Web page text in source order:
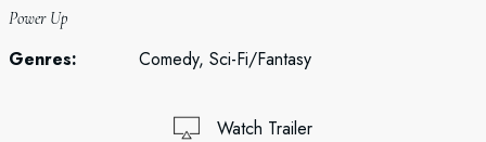
Power Up
Genres: Comedy, Sci-Fi/Fantasy
Watch Trailer